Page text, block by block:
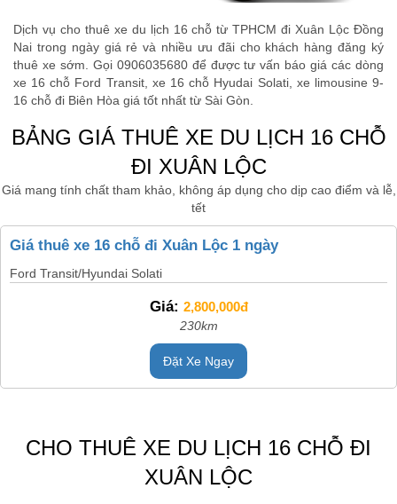
Dịch vụ cho thuê xe du lịch 16 chỗ từ TPHCM đi Xuân Lộc Đồng
Nai trong ngày giá rẻ và nhiều ưu đãi cho khách hàng đăng ký
thuê xe sớm. Gọi 0906035680 để được tư vấn báo giá các dòng
xe 16 chỗ Ford Transit, xe 16 chỗ Hyudai Solati, xe limousine 9-
16 chỗ đi Biên Hòa giá tốt nhất từ Sài Gòn.
BẢNG GIÁ THUÊ XE DU LỊCH 16 CHỖ
ĐI XUÂN LỘC
Giá mang tính chất tham khảo, không áp dụng cho dịp cao điểm và lễ,
tết
Giá thuê xe 16 chỗ đi Xuân Lộc 1 ngày
Ford Transit/Hyundai Solati
Giá: 2,800,000đ
230km
Đặt Xe Ngay
CHO THUÊ XE DU LỊCH 16 CHỖ ĐI
XUÂN LỘC